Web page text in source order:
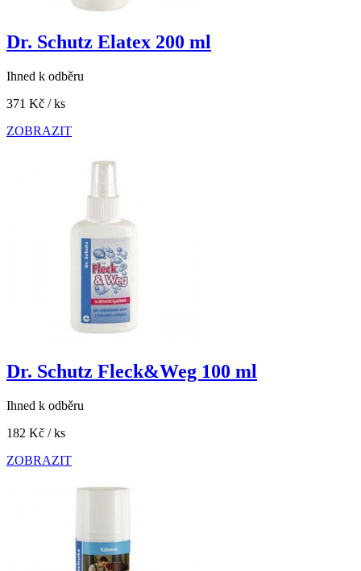
Dr. Schutz Elatex 200 ml
Ihned k odběru
371 Kč / ks
ZOBRAZIT
Dr. Schutz Fleck&Weg 100 ml
Ihned k odběru
182 Kč / ks
ZOBRAZIT